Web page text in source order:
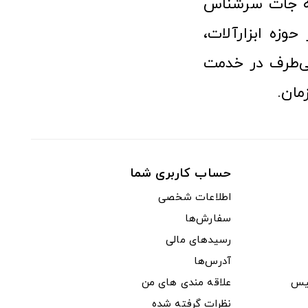
جات سرشناس
ابزارآلات،
در خدمت
حساب کاربری شما
اطلاعات شخصی
سفارش‌ها
رسیدهای مالی
آدرس‌ها
علاقه مندی های من
نظرات گرفته شده